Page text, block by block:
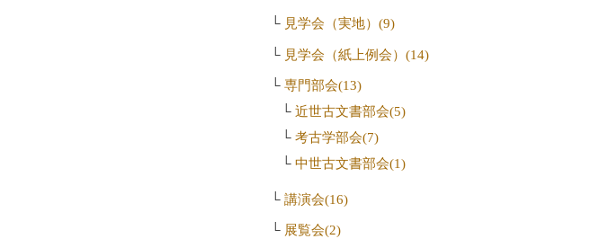
見学会（実地）(9)
見学会（紙上例会）(14)
専門部会(13)
近世古文書部会(5)
考古学部会(7)
中世古文書部会(1)
講演会(16)
展覧会(2)